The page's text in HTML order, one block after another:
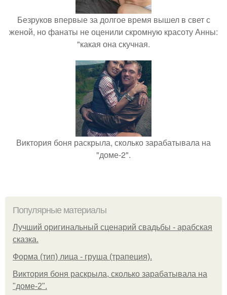
Безруков впервые за долгое время вышел в свет с
женой, но фанаты не оценили скромную красоту Анны:
"какая она скучная.
Виктория боня раскрыла, сколько зарабатывала на
"доме-2".
Популярные материалы
Лучший оригинальный сценарий свадьбы - арабская
сказка.
Форма (тип) лица - груша (трапеция).
Виктория боня раскрыла, сколько зарабатывала на
"доме-2".